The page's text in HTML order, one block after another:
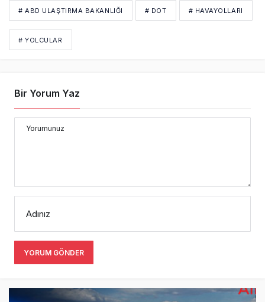
# ABD ULAŞTIRMA BAKANLIĞI # DOT # HAVAYOLLARI
# YOLCULAR
Bir Yorum Yaz
Yorumunuz
Adınız
YORUM GÖNDER